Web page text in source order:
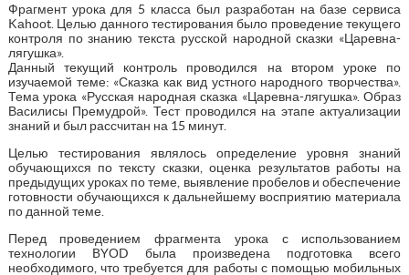
Фрагмент урока для 5 класса был разработан на базе сервиса
Kаhооt. Целью данного тестирования было проведение текущего
контроля по знанию текста русской народной сказки «Царевна-
лягушка».
Данный текущий контроль проводился на втором уроке по
изучаемой теме: «Сказка как вид устного народного творчества».
Тема урока «Русская народная сказка «Царевна-лягушка». Образ
Василисы Премудрой». Тест проводился на этапе актуализации
знаний и был рассчитан на 15 минут.
Целью тестирования являлось определение уровня знаний
обучающихся по тексту сказки, оценка результатов работы на
предыдущих уроках по теме, выявление пробелов и обеспечение
готовности обучающихся к дальнейшему восприятию материала
по данной теме.
Перед проведением фрагмента урока с использованием
технологии BYОD была произведена подготовка всего
необходимого, что требуется для работы с помощью мобильных